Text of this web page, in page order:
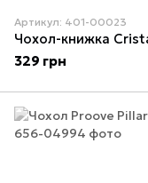
Артикул: 401-00023
Чохол-книжка
329 грн